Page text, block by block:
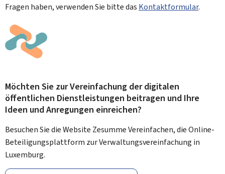
Fragen haben, verwenden Sie bitte das Kontaktformular.
Möchten Sie zur Vereinfachung der digitalen
öffentlichen Dienstleistungen beitragen und Ihre
Ideen und Anregungen einreichen?
Besuchen Sie die Website Zesumme Vereinfachen, die Online-
Beteiligungsplattform zur Verwaltungsvereinfachung in
Luxemburg.